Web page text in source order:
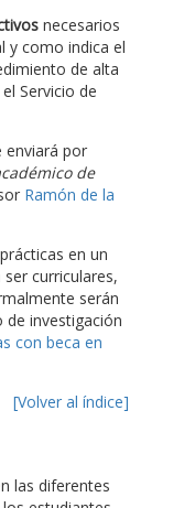
necesarios
y como indica el
de alta
Servicio de
enviará por
de
Ramón de la
en un
curriculares,
serán
de investigación
con beca en
[Volver al índice]
las diferentes